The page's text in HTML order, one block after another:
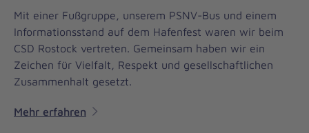
Mit einer Fußgruppe, unserem PSNV-Bus und einem
Informationsstand auf dem Hafenfest waren wir beim
CSD Rostock vertreten. Gemeinsam haben wir ein
Zeichen für Vielfalt, Respekt und gesellschaftlichen
Zusammenhalt gesetzt.
Mehr erfahren